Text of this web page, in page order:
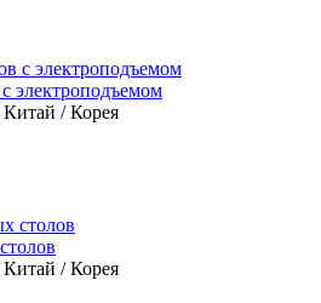
электроподъемом
/ Корея
/ Корея